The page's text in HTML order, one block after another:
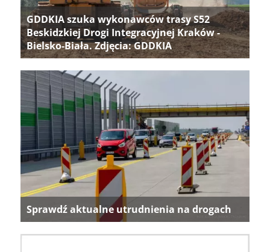
GDDKIA szuka wykonawców trasy S52
Beskidzkiej Drogi Integracyjnej Kraków -
Bielsko-Biała. Zdjęcia: GDDKIA
Sprawdź aktualne utrudnienia na drogach